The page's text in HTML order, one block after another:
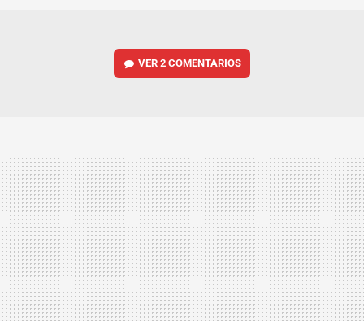
VER2 COMENTARIOS